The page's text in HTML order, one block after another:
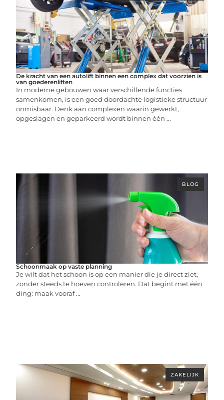
De kracht van een autolift binnen een complex dat voorzien is
van goederenliften
In moderne gebouwen waar verschillende functies
samenkomen, is een goed doordachte logistieke structuur
onmisbaar. Denk aan complexen waarin gewerkt,
opgeslagen en geparkeerd wordt binnen één ...
BLOG
Schoonmaak op vaste planning
Je wilt dat het schoon is op een manier die je direct ziet,
zonder steeds te hoeven controleren. Dat begint met één
ding: maak vooraf ...
ZAKELIJK